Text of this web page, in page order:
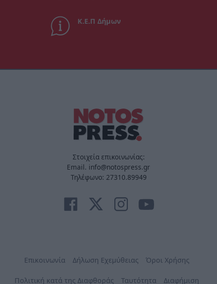
Κ.Ε.Π Δήμων
Στοιχεία επικοινωνίας:
Email. info@notospress.gr
Τηλέφωνο: 27310.89949
Επικοινωνία Δήλωση Εχεμύθειας Όροι Χρήσης
Πολιτική κατά της Διαφθοράς Ταυτότητα Διαφήμιση